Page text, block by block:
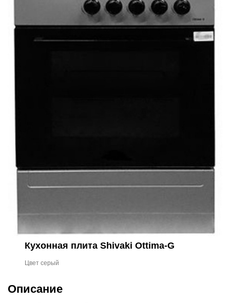
Кухонная плита Shivaki Ottima-G
Цвет серый
Описание